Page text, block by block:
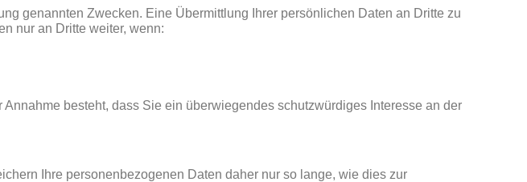
genannten Zwecken. Eine Übermittlung Ihrer persönlichen Daten an Dritte zu
nur an Dritte weiter, wenn:
besteht, dass Sie ein überwiegendes schutzwürdiges Interesse an der
Ihre personenbezogenen Daten daher nur so lange, wie dies zur